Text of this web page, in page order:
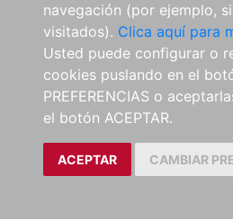
navegación (por ejemplo,
visitados). Clica aquí para
Usted puede configurar o
cookies puslando en el
PREFERENCIAS o
el botón ACEPTAR.
ACEPTAR CAMBIAR